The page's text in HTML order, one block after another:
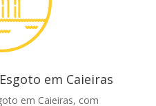
em Caieiras
em Caieiras, com